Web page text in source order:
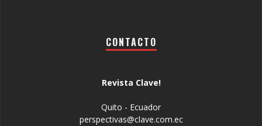
CONTACTO
Revista Clave!
Quito - Ecuador
perspectivas@clave.com.ec